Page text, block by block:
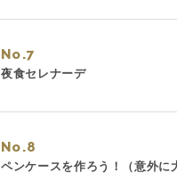
No.
夜食セレナーデ
No.
ペンケースを作ろう！（意外に